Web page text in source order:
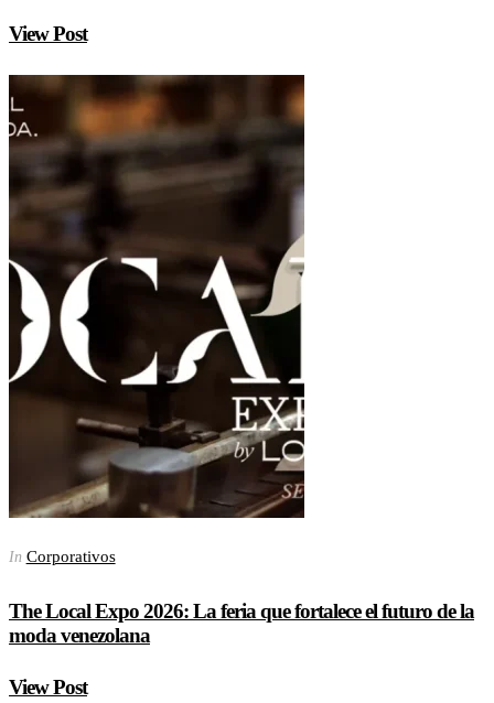
View Post
In Corporativos
The Local Expo 2026: La feria que fortalece el futuro de la
moda venezolana
View Post